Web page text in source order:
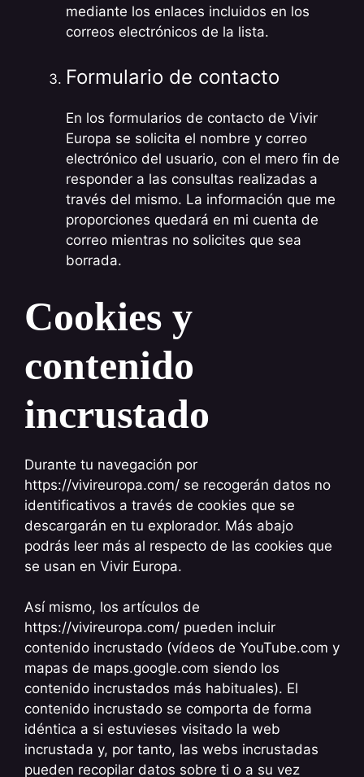
mediante los enlaces incluidos en los
correos electrónicos de la lista.
Formulario de contacto
En los formularios de contacto de Vivir
Europa se solicita el nombre y correo
electrónico del usuario, con el mero fin de
responder a las consultas realizadas a
través del mismo. La información que me
proporciones quedará en mi cuenta de
correo mientras no solicites que sea
borrada.
Cookies y
contenido
incrustado
Durante tu navegación por
https://vivireuropa.com/ se recogerán datos no
identificativos a través de cookies que se
descargarán en tu explorador. Más abajo
podrás leer más al respecto de las cookies que
se usan en Vivir Europa.
Así mismo, los artículos de
https://vivireuropa.com/ pueden incluir
contenido incrustado (vídeos de YouTube.com y
mapas de maps.google.com siendo los
contenido incrustados más habituales). El
contenido incrustado se comporta de forma
idéntica a si estuvieses visitado la web
incrustada y, por tanto, las webs incrustadas
pueden recopilar datos sobre ti o a su vez